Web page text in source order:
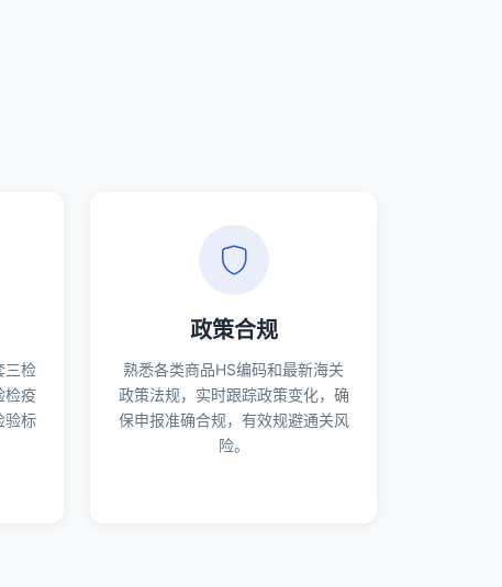
三检
检疫
验标
政策合规
熟悉各类商品HS编码和最新海关
政策法规，实时跟踪政策变化，确
保申报准确合规，有效规避通关风
险。